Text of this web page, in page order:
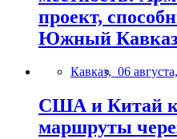
проект,
Южный Кавказ
Кавказ, 06
США и Китай
маршруты